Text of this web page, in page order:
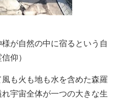
が自然の中に宿るという自
仰）
も火も地も水を含めた森羅
宇宙全体が一つの大きな生